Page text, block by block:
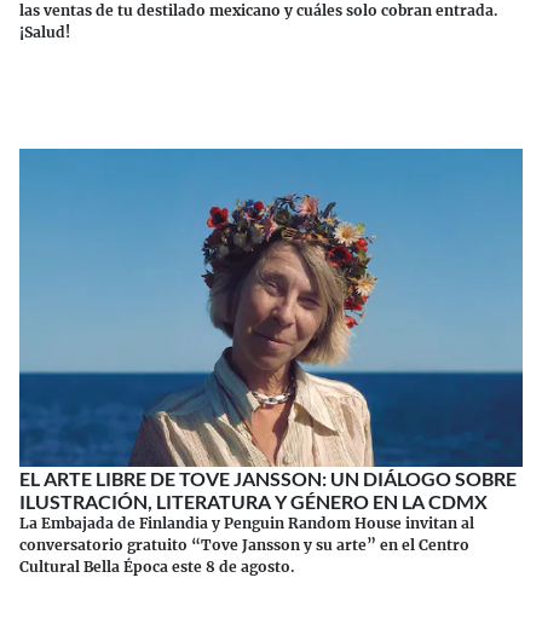
las ventas de tu destilado mexicano y cuáles solo cobran entrada.
¡Salud!
EL ARTE LIBRE DE TOVE JANSSON: UN DIÁLOGO SOBRE
ILUSTRACIÓN, LITERATURA Y GÉNERO EN LA CDMX
La Embajada de Finlandia y Penguin Random House invitan al
conversatorio gratuito “Tove Jansson y su arte” en el Centro
Cultural Bella Época este 8 de agosto.